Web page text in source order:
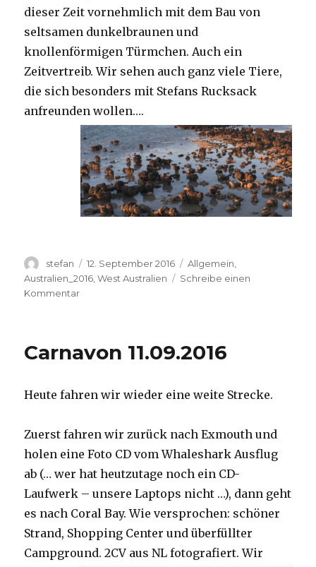
dieser Zeit vornehmlich mit dem Bau von
seltsamen dunkelbraunen und
knollenförmigen Türmchen. Auch ein
Zeitvertreib. Wir sehen auch ganz viele Tiere,
die sich besonders mit Stefans Rucksack
anfreunden wollen….
Autor
stefan
Veröffentlicht
am
12. September 2016 Kategorien
Allgemein
Australien_2016 ,West Australien
Schreibe einen
Kommentarzu
Carnavon 11.09.2016
Heute fahren wir wieder eine weite Strecke.
Zuerst fahren wir zurück nach Exmouth und
holen eine Foto CD vom Whaleshark Ausflug
ab (… wer hat heutzutage noch ein CD-
Laufwerk – unsere Laptops nicht …), dann geht
es nach Coral Bay. Wie versprochen: schöner
Strand, Shopping Center und überfüllter
Campground.2CV aus NL fotografiert. Wir